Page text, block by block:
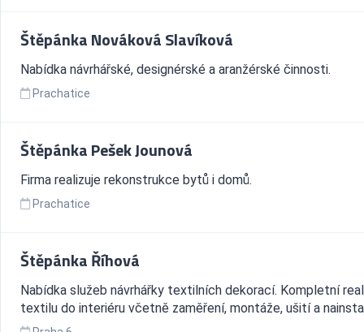
Štěpánka Nováková Slavíková
Nabídka návrhářské, designérské a aranžérské činnosti.
Prachatice
Štěpánka Pešek Jounová
Firma realizuje rekonstrukce bytů i domů.
Prachatice
Štěpánka Říhová
Nabídka služeb návrhářky textilních dekorací. Kompletní
textilu do interiéru včetně zaměření, montáže, ušití a